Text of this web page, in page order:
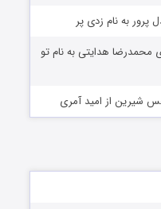
به نام زدی پر
محمدرضا هدایتی به نام تو
شیرین از امید آمری